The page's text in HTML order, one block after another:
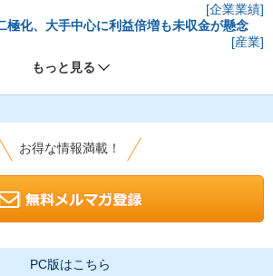
[企業業績]
極化、大手中心に利益倍増も未収金が懸念
[産業]
もっと見る
お得な情報満載！
PC版はこちら